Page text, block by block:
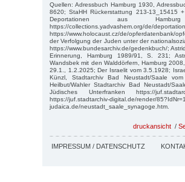
Quellen: Adressbuch Hamburg 1930,
8620; StaHH Rückerstattung 213-13_15415
Deportationen aus Hamburg http://
https://collections.yadvashem.org/de/
https://www.holocaust.cz/de/opferdatenbank/
der Verfolgung der Juden unter der
https://www.bundesarchiv.de/gedenkbuch/;
Erinnerung, Hamburg 1989/91, S. 231;
Wandsbek mit den Walddörfern, Hamburg
29.1., 1.2.2025; Der Israelit vom 3.5.1928;
Künzl, Stadtarchiv Bad Neustadt/Saale
Heilbut/Wahler Stadtarchiv Bad Neustadt/
Jüdisches Unterfranken https://
https://juf.stadtarchiv-digital.de/render/
judaica.de/neustadt_saale_synagoge.htm.
druckansicht /
IMPRESSUM / DATENSCHUTZ